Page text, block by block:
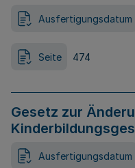
Ausfertigungsdatum
Seite 474
Gesetz zur
Ausfertigungsdatum